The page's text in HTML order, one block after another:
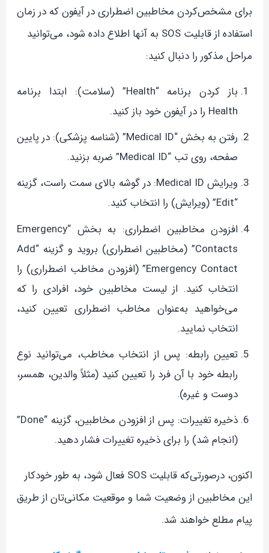
برای مشخص‌کردن مخاطبین اضطراری در آیفون که در زمان
استفاده از قابلیت SOS به آنها اطلاع داده شود، می‌توانید
مراحل مذکور را دنبال کنید:
باز کردن برنامه “Health” (سلامت): ابتدا برنامه
Health را در آیفون خود باز کنید.
رفتن به بخش “Medical ID” (شناسه پزشکی): در پایین
صفحه، روی تب “Medical ID” ضربه بزنید.
ویرایش Medical ID: در گوشه بالای سمت راست، گزینه
“Edit” (ویرایش) را انتخاب کنید.
افزودن مخاطبین اضطراری: به بخش “Emergency
Contacts” (مخاطبین اضطراری) بروید و گزینه “Add
Emergency Contact” (افزودن مخاطب اضطراری) را
انتخاب کنید. از لیست مخاطبین خود، افرادی را که
می‌خواهید به‌عنوان مخاطب اضطراری تعیین کنید،
انتخاب نمایید.
تعیین رابطه: پس از انتخاب مخاطب، می‌توانید نوع
رابطه خود با آن فرد را تعیین کنید (مثلاً والدین، همسر،
دوست و غیره).
ذخیره تغییرات: پس از افزودن مخاطبین، گزینه “Done”
(انجام شد) را برای ذخیره تغییرات فشار دهید.
اکنون، درصورتی‌که قابلیت SOS فعال شود، به طور خودکار
این مخاطبین از وضعیت شما و موقعیت مکانی‌تان از طریق
پیام مطلع خواهند شد.